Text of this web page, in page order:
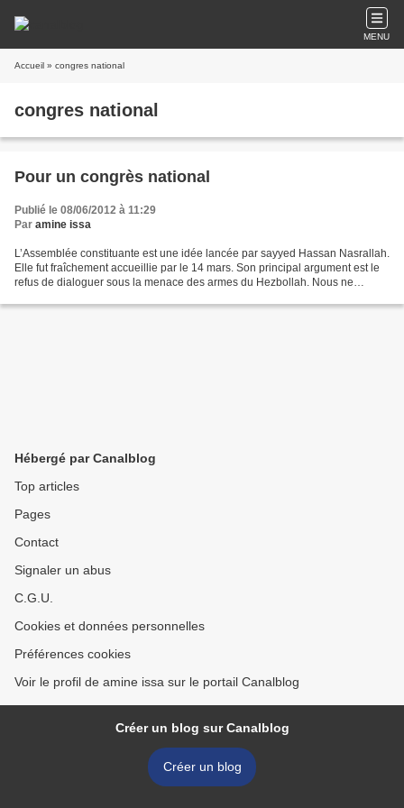
MENU
Accueil » congres national
congres national
Pour un congrès national
Publié le 08/06/2012 à 11:29
Par amine issa
L’Assemblée constituante est une idée lancée par sayyed Hassan Nasrallah.
Elle fut fraîchement accueillie par le 14 mars. Son principal argument est le
refus de dialoguer sous la menace des armes du Hezbollah. Nous ne
Hébergé par Canalblog
Top articles
Pages
Contact
Signaler un abus
C.G.U.
Cookies et données personnelles
Préférences cookies
Voir le profil de amine issa sur le portail Canalblog
Créer un blog sur Canalblog
Créer un blog